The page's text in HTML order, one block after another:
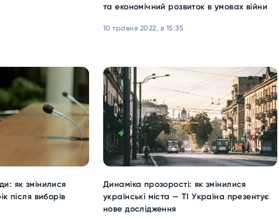
та економічний розвиток в умовах війни
10 травня 2022, в 15:35
як змінилися
після виборів
Динаміка прозорості: як змінилися
українські міста — ТІ Україна презентує
нове дослідження